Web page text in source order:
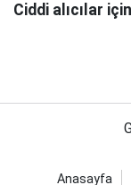
Ciddi alıcılar
Anasayfa